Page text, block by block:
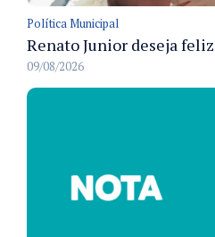
Política Municipal
09/08/2026